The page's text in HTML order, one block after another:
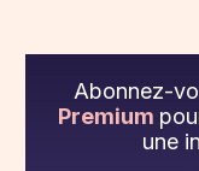
Abonnez-
Premium
une